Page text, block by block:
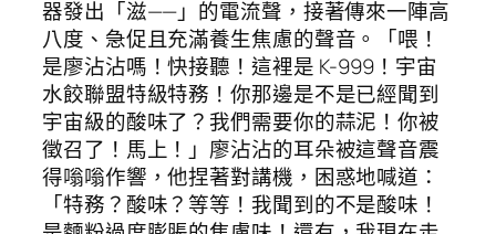
器發出「滋——」的電流聲，接著傳來一陣高
八度、急促且充滿養生焦慮的聲音。「喂！
是廖沾沾嗎！快接聽！這裡是 K-999！宇宙
水餃聯盟特級特務！你那邊是不是已經聞到
宇宙級的酸味了？我們需要你的蒜泥！你被
徵召了！馬上！」廖沾沾的耳朵被這聲音震
得嗡嗡作響，他捏著對講機，困惑地喊道：
「特務？酸味？等等！我聞到的不是酸味！